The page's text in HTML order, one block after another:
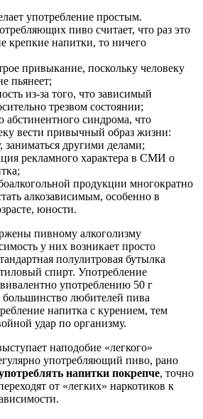
употребление простым.
пиво считает, что раз это
крепкие напитки, то ничего
привыкание, поскольку человеку
пьянеет;
из-за того, что зависимый
трезвом состоянии;
абстинентного синдрома, что
вести привычный образ жизни:
заниматься другими делами;
рекламного характера в СМИ о
продукции многократно
алкозависимым, особенно в
юности.
пивному алкоголизму
у них возникает просто
полулитровая бутылка
спирт. Употребление
употреблению 50 г
любителей пива
напитка с курением, тем
удар по организму.
наподобие «легкого»
употребляющий пиво, рано
напитки покрепче, точно
от «легких» наркотиков к